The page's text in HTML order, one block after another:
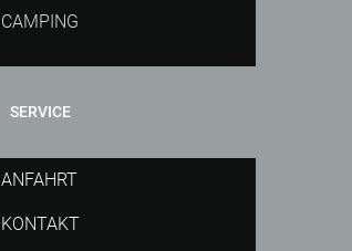
CAMPING
SERVICE
ANFAHRT
KONTAKT